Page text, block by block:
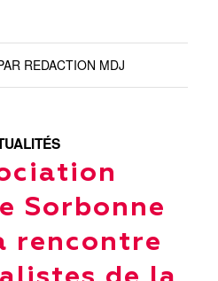
REDACTION MDJ
Sorbonne
rencontre